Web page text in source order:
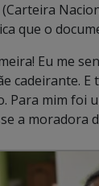
que o
Eu me
cadeirante.
Para mim foi
a moradora